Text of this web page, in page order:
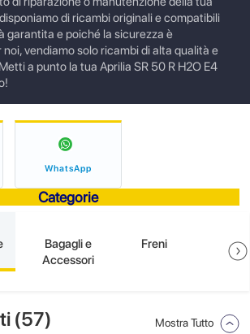
di ricambi originali e compatibili
garantita e poiché la sicurezza è
vendiamo solo ricambi di alta qualità e
a punto la tua Aprilia SR 50 R H2O E4
WhatsApp
Categorie
Bagagli e
Accessori
Freni
(57) Mostra Tutto